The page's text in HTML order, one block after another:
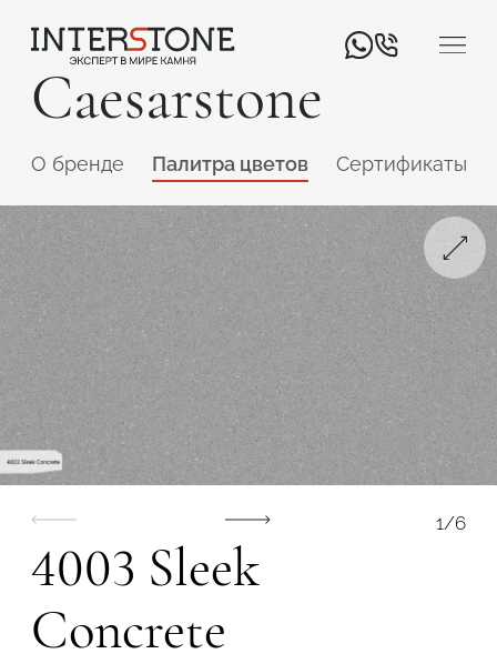
Caesarstone
O бренде Палитра цветов Сертификаты
1/6
4003 Sleek
Concrete
Ваша сфера деятельности
Обработчик Дизайнер
Подтвердите, что вы не робот